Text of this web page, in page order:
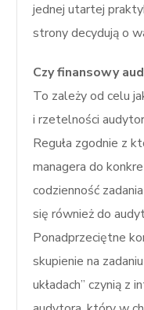
jednej utartej
strony decydują o
Czy finansowy
To zależy od celu
i rzetelności
Reguła zgodnie z
managera do
codzienność
się również do
Ponadprzeciętne
skupienie na
układach” czynią z